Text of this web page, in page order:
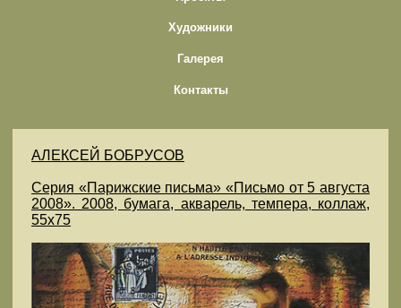
Художники
Галерея
Контакты
АЛЕКСЕЙ БОБРУСОВ
Серия «Парижские письма» «Письмо от 5 августа
2008». 2008, бумага, акварель, темпера, коллаж,
55х75